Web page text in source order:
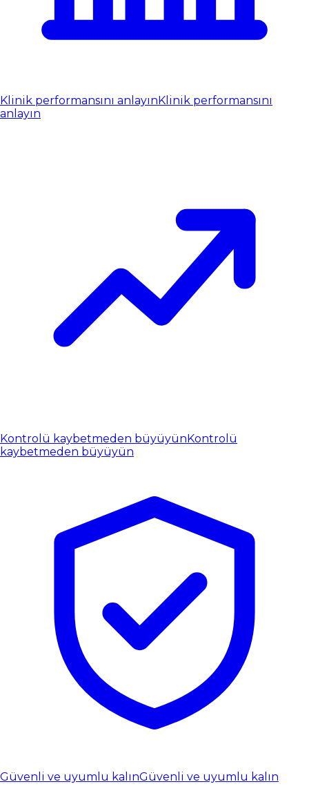
Klinik performansını anlayınKlinik performansını
anlayın
Kontrolü kaybetmeden büyüyünKontrolü
kaybetmeden büyüyün
Güvenli ve uyumlu kalınGüvenli ve uyumlu kalın